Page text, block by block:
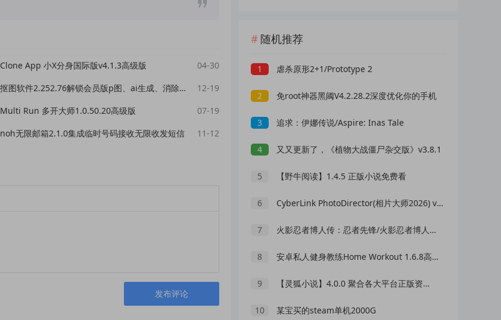
Clone App 小X分身国际版v4.1.3高级版
04-30
抠图软件2.252.76解锁会员版p图、ai生成、消除、ai海报
12-19
Multi Run 多开大师1.0.50.20高级版
07-19
noh无限邮箱2.1.0集成临时号码接收无限收发短信 11-12
发布评论
随机推荐
1 虐杀原形2+1/Prototype 2
2 免root神器黑阈V4.2.28.2深度优化你的手机
3 追求：伊娜传说/Aspire: Inas Tale
4 又又更新了，《植物大战僵尸杂交版》v3.8.1
5 【野牛阅读】1.4.5 正版小说免费看
6 CyberLink PhotoDirector(相片大师2026) v17.1.1321.0 极致版
7 火影忍者博人传：忍者先锋/火影忍者博人传新忍出击
8 安卓私人健身教练Home Workout 1.6.8高级版
9 【灵狐小说】4.0.0 聚合各大平台正版资源 全免费
10 某宝买的steam单机2000G